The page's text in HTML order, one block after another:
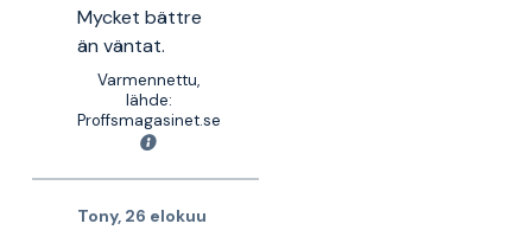
Mycket bättre
än väntat.
Varmennettu,
lähde:
Proffsmagasinet.se
Tony, 26 elokuu